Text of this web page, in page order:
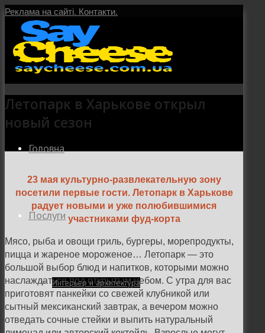
Реклама на сайті. Контакти.
Головна
Послуги
Интерьер и архитектура
Летопарк в Харькове открыл
новый сезон
23 мая культурно-развлекательную зону
посетили первые гости. Летопарк в Харькове
радует новыми и уже полюбившимися
участниками фуд-корта
Мясо, рыба и овощи гриль, бургеры, морепродукты,
пицца и жареное мороженое… Летопарк — это
большой выбор блюд и напитков, которыми можно
наслаждаться под открытым небом. С утра для вас
приготовят панкейки со свежей клубникой или
сытный мексиканский завтрак, а вечером можно
отведать сочные стейки и выпить натуральный